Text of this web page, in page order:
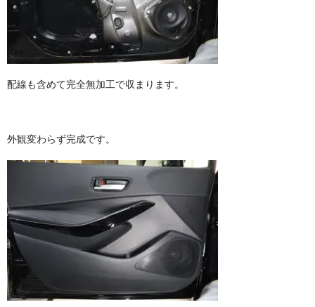
配線も含めて完全無加工で収まります。
外観変わらず完成です。